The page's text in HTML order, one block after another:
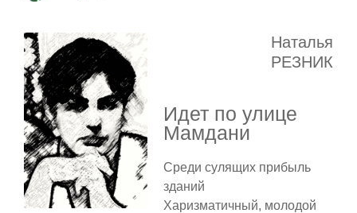
Наталья
РЕЗНИК
Идет по улице
Мамдани
Среди сулящих прибыль
зданий
Харизматичный, молодой